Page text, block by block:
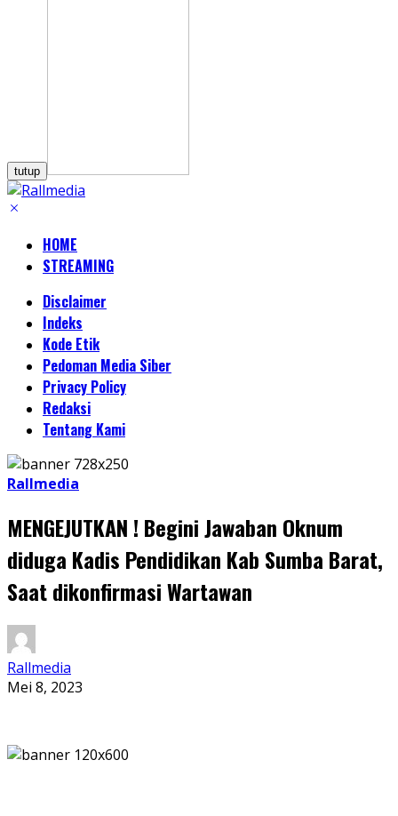
tutup
HOME
STREAMING
Disclaimer
Indeks
Kode Etik
Pedoman Media Siber
Privacy Policy
Redaksi
Tentang Kami
Rallmedia
MENGEJUTKAN ! Begini Jawaban Oknum
diduga Kadis Pendidikan Kab Sumba Barat,
Saat dikonfirmasi Wartawan
Rallmedia
Mei 8, 2023